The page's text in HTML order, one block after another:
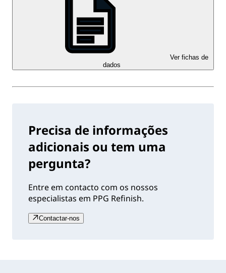
Ver fichas de
dados
Precisa de informações
adicionais ou tem uma
pergunta?
Entre em contacto com os nossos
especialistas em PPG Refinish.
Contactar-nos